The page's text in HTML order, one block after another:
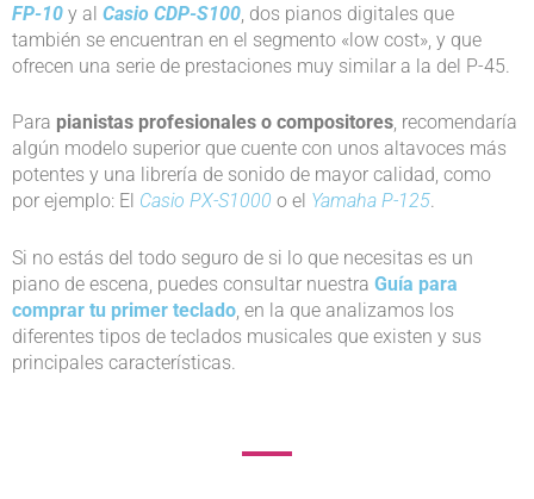
FP-10 y al Casio CDP-S100, dos pianos digitales que
también se encuentran en el segmento «low cost», y que
ofrecen una serie de prestaciones muy similar a la del P-45.
Para pianistas profesionales o compositores, recomendaría
algún modelo superior que cuente con unos altavoces más
potentes y una librería de sonido de mayor calidad, como
por ejemplo: El Casio PX-S1000 o el Yamaha P-125.
Si no estás del todo seguro de si lo que necesitas es un
piano de escena, puedes consultar nuestra Guía para
comprar tu primer teclado, en la que analizamos los
diferentes tipos de teclados musicales que existen y sus
principales características.